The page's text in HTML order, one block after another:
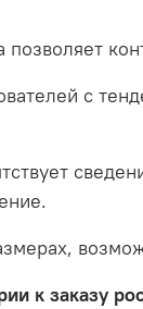
с
к заказу